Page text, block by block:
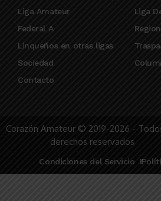
Liga Amateur
Liga
Federal A
Linqueños en otras ligas
Sociedad
Contacto
Corazón Amateur © 2019-2026 -
derechos reservados
Condiciones del Servicio